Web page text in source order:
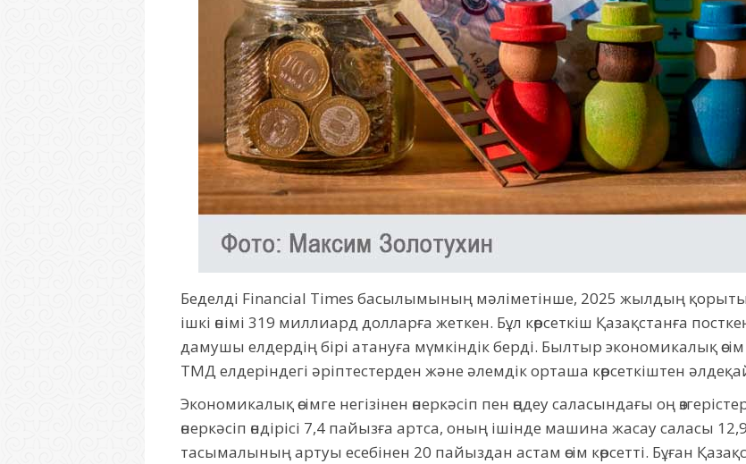
Беделді Financial Times басылымының мәліметінше, 2025 жылдың
ішкі өнімі 319 миллиард долларға жеткен. Бұл көрсеткіш Қазақстанға
дамушы елдердің бірі атануға мүмкіндік берді. Былтыр экономикалық
ТМД елдеріндегі әріптестерден және әлемдік орташа көрсеткіштен
Экономикалық өсімге негізінен өнеркәсіп пен өңдеу саласындағы оң
өнеркәсіп өндірісі 7,4 пайызға артса, оның ішінде машина жасау саласы
тасымалының артуы есебінен 20 пайыздан астам өсім көрсетті. Бұған